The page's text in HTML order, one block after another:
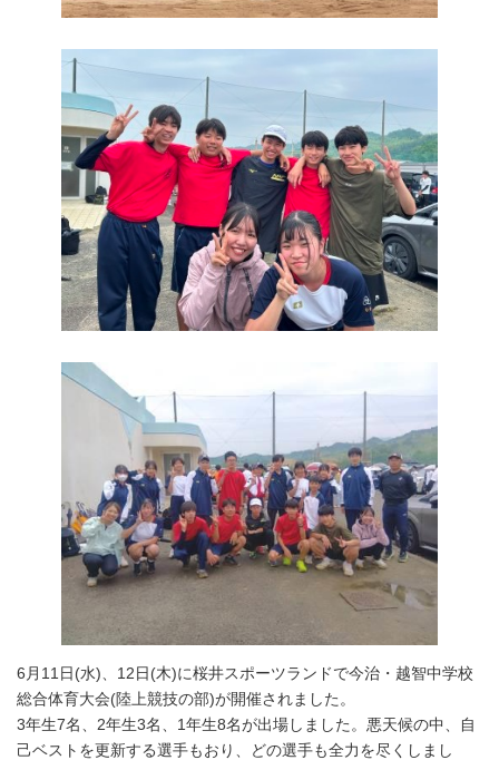
6月11日(水)、12日(木)に桜井スポーツランドで今治・越智中学校
総合体育大会(陸上競技の部)が開催されました。
3年生7名、2年生3名、1年生8名が出場しました。悪天候の中、自
己ベストを更新する選手もおり、どの選手も全力を尽くしまし